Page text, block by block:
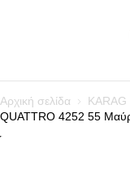
Αρχική σελίδα KARAG
QUATTRO 4252 55